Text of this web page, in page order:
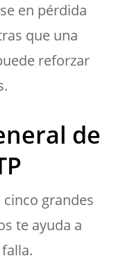
en pérdida
que una
reforzar
de
grandes
te ayuda a